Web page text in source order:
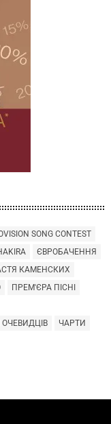
SONG CONTEST
ЄВРОБАЧЕННЯ
КАМЕНСКИХ
ПРЕМ'ЄРА ПІСНІ
ЧАРТИ